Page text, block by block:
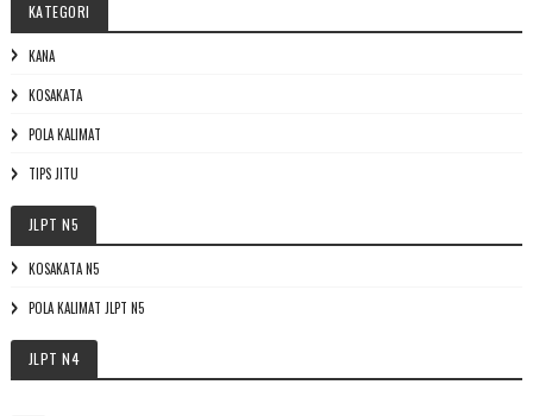
KATEGORI
KANA
KOSAKATA
POLA KALIMAT
TIPS JITU
JLPT N5
KOSAKATA N5
POLA KALIMAT JLPT N5
JLPT N4